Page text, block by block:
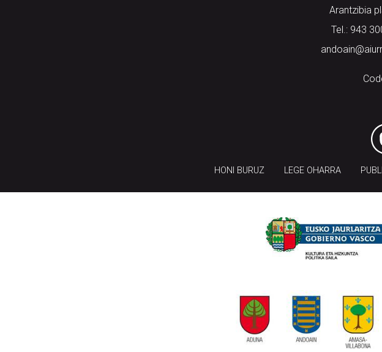
Arantzibia
Tel.: 943
HONI BURUZ LEGE OHARRA